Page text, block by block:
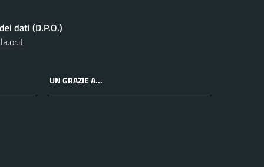
dati (D.P.O.)
UN GRAZIE A...